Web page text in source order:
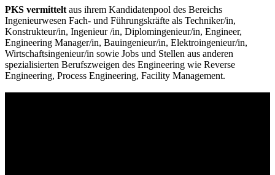
PKS vermittelt aus ihrem Kandidatenpool des Bereichs
Ingenieurwesen Fach- und Führungskräfte als Techniker/in,
Konstrukteur/in, Ingenieur /in, Diplomingenieur/in, Engineer,
Engineering Manager/in, Bauingenieur/in, Elektroingenieur/in,
Wirtschaftsingenieur/in sowie Jobs und Stellen aus anderen
spezialisierten Berufszweigen des Engineering wie Reverse
Engineering, Process Engineering, Facility Management.